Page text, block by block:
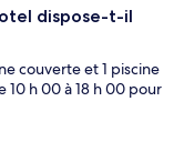
dispose-t-il
couverte et 1 piscine
10 h 00 à 18 h 00 pour